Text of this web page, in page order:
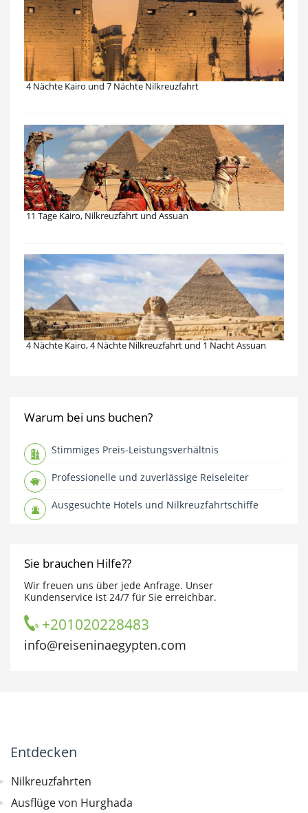
4 Nächte Kairo und 7 Nächte Nilkreuzfahrt
11 Tage Kairo, Nilkreuzfahrt und Assuan
4 Nächte Kairo, 4 Nächte Nilkreuzfahrt und 1 Nacht Assuan
Warum bei uns buchen?
Stimmiges Preis-Leistungsverhältnis
Professionelle und zuverlässige Reiseleiter
Ausgesuchte Hotels und Nilkreuzfahrtschiffe
Sie brauchen Hilfe??
Wir freuen uns über jede Anfrage. Unser
Kundenservice ist 24/7 für Sie erreichbar.
+201020228483
info@reiseninaegypten.com
Entdecken
Nilkreuzfahrten
Ausflüge von Hurghada